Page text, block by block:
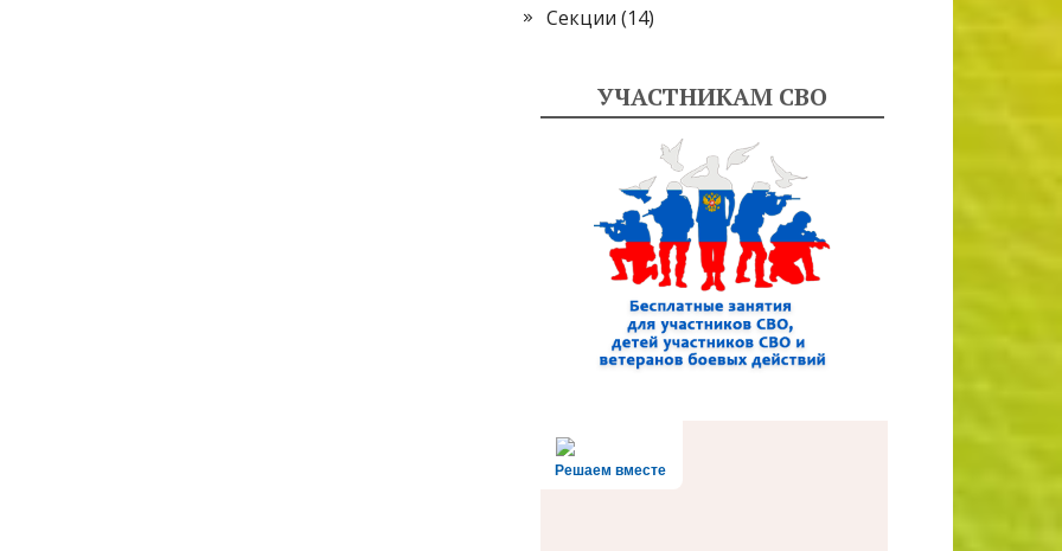
Секции (14)
УЧАСТНИКАМ СВО
Решаем вместе